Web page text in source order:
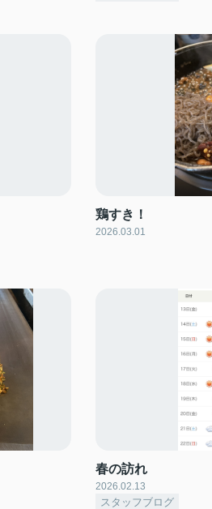
鶏すき！
2026.03.01
春の訪れ
2026.02.13
スタッフブログ